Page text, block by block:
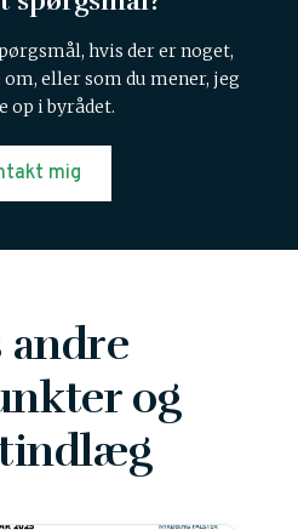
hvis der er noget,
eller som du mener, jeg
op i byrådet.
mig
og